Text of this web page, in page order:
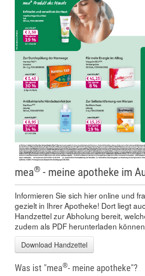
mea® - meine apotheke im
Informieren Sie sich hier online und
gezielt in Ihrer Apotheke! Dort liegt
Handzettel zur Abholung bereit,
zudem als PDF herunterladen
Download Handzettel
Was ist "mea®- meine apotheke"?